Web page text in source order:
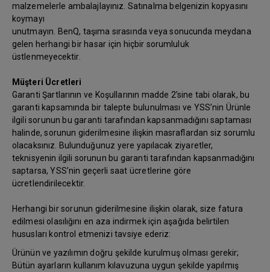
malzemelerle ambalajlayınız. Satınalma belgenizin kopyasını
koymayı
unutmayın. BenQ, taşıma sırasında veya sonucunda meydana
gelen herhangi bir hasar için hiçbir sorumluluk
üstlenmeyecektir.
Müşteri Ücretleri
Garanti Şartlarının ve Koşullarının madde 2’sine tabi olarak, bu
garanti kapsamında bir talepte bulunulması ve YSS’nin Ürünle
ilgili sorunun bu garanti tarafından kapsanmadığını saptaması
halinde, sorunun giderilmesine ilişkin masraflardan siz sorumlu
olacaksınız. Bulunduğunuz yere yapılacak ziyaretler,
teknisyenin ilgili sorunun bu garanti tarafından kapsanmadığını
saptarsa, YSS’nin geçerli saat ücretlerine göre
ücretlendirilecektir.
Herhangi bir sorunun giderilmesine ilişkin olarak, size fatura
edilmesi olasılığını en aza indirmek için aşağıda belirtilen
hususları kontrol etmenizi tavsiye ederiz:
Ürünün ve yazılımın doğru şekilde kurulmuş olması gerekir;
Bütün ayarların kullanım kılavuzuna uygun şekilde yapılmış